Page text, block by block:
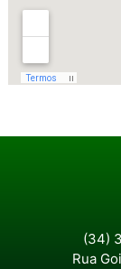
(34)
Rua